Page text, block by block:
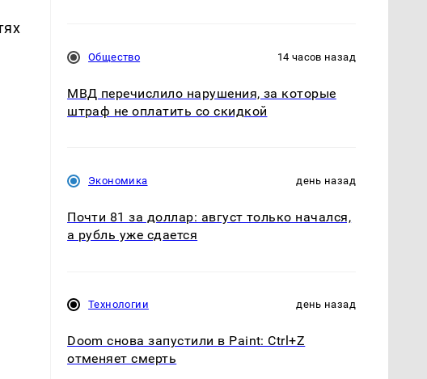
Общество 14 часов назад
МВД перечислило нарушения, за которые
штраф не оплатить со скидкой
Экономика день назад
Почти 81 за доллар: август только начался,
а рубль уже сдается
Технологии день назад
Doom снова запустили в Paint: Ctrl+Z
отменяет смерть